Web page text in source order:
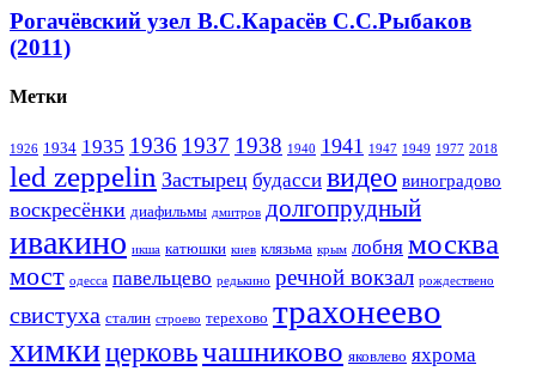
Рогачёвский узел В.С.Карасёв С.С.Рыбаков
(2011)
Метки
1926 1934 1935 1936 1937 1938 1940 1941 1947 1949 1977 2018
led zeppelin Застырец будасси видео виноградово
воскресёнки диафильмы дмитров долгопрудный
ивакино икша катюшки киев клязьма крым лобня москва
мост одесса павельцево редькино речной вокзал рождествено
свистуха сталин строево терехово трахонеево
химкицерковьчашниково яковлево яхрома